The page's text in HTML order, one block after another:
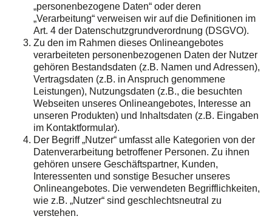
„personenbezogene Daten“ oder deren
„Verarbeitung“ verweisen wir auf die Definitionen im
Art. 4 der Datenschutzgrundverordnung (DSGVO).
Zu den im Rahmen dieses Onlineangebotes
verarbeiteten personenbezogenen Daten der Nutzer
gehören Bestandsdaten (z.B. Namen und Adressen),
Vertragsdaten (z.B. in Anspruch genommene
Leistungen), Nutzungsdaten (z.B., die besuchten
Webseiten unseres Onlineangebotes, Interesse an
unseren Produkten) und Inhaltsdaten (z.B. Eingaben
im Kontaktformular).
Der Begriff „Nutzer“ umfasst alle Kategorien von der
Datenverarbeitung betroffener Personen. Zu ihnen
gehören unsere Geschäftspartner, Kunden,
Interessenten und sonstige Besucher unseres
Onlineangebotes. Die verwendeten Begrifflichkeiten,
wie z.B. „Nutzer“ sind geschlechtsneutral zu
verstehen.